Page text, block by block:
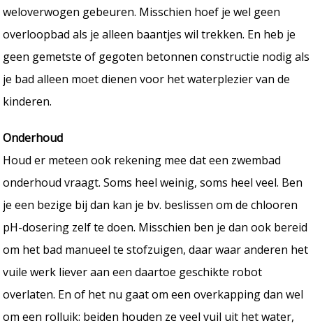
weloverwogen gebeuren. Misschien hoef je wel geen
overloopbad als je alleen baantjes wil trekken. En heb je
geen gemetste of gegoten betonnen constructie nodig als
je bad alleen moet dienen voor het waterplezier van de
kinderen.
Onderhoud
Houd er meteen ook rekening mee dat een zwembad
onderhoud vraagt. Soms heel weinig, soms heel veel. Ben
je een bezige bij dan kan je bv. beslissen om de chlooren
pH-dosering zelf te doen. Misschien ben je dan ook bereid
om het bad manueel te stofzuigen, daar waar anderen het
vuile werk liever aan een daartoe geschikte robot
overlaten. En of het nu gaat om een overkapping dan wel
om een rolluik: beiden houden ze veel vuil uit het water,